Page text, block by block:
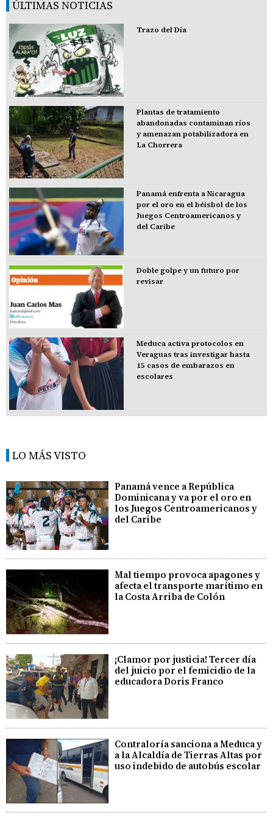
ÚLTIMAS NOTICIAS
Trazo del Día
Plantas de tratamiento
abandonadas contaminan ríos
y amenazan potabilizadora en
La Chorrera
Panamá enfrenta a Nicaragua
por el oro en el béisbol de los
Juegos Centroamericanos y
del Caribe
Doble golpe y un futuro por
revisar
Meduca activa protocolos en
Veraguas tras investigar hasta
15 casos de embarazos en
escolares
LO MÁS VISTO
Panamá vence a República
Dominicana y va por el oro en
los Juegos Centroamericanos y
del Caribe
Mal tiempo provoca apagones y
afecta el transporte marítimo en
la Costa Arriba de Colón
¡Clamor por justicia! Tercer día
del juicio por el femicidio de la
educadora Doris Franco
Contraloría sanciona a Meduca y
a la Alcaldía de Tierras Altas por
uso indebido de autobús escolar